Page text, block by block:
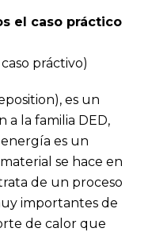
el caso práctico
práctivo)
es un
la familia DED,
es un
se hace en
de un proceso
importantes de
de calor que